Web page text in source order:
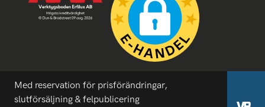
Med reservation för prisförändringar,
slutförsäljning & felpublicering